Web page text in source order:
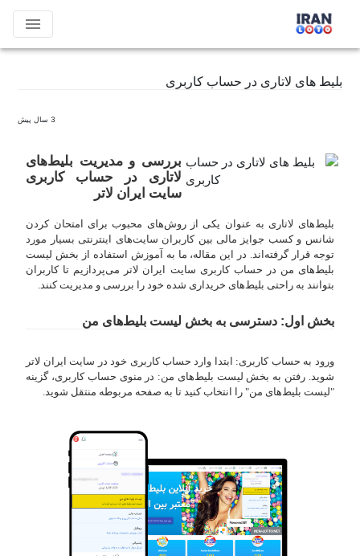
menu
بلیط های لاتاری در حساب کاربری
3 سال پیش
بررسی و مدیریت بلیط‌های
لاتاری در حساب کاربری
سایت ایران لاتر
بلیط‌های لاتاری به عنوان یکی از روش‌های محبوب برای امتحان کردن
شانس و کسب جوایز مالی بین کاربران سایت‌های اینترنتی بسیار مورد
توجه قرار گرفته‌اند. در این مقاله، ما به آموزش استفاده از بخش لیست
بلیط‌های من در حساب کاربری سایت ایران لاتر می‌پردازیم تا کاربران
بتوانند به راحتی بلیط‌های خریداری شده خود را بررسی و مدیریت کنند.
بخش اول: دسترسی به بخش لیست بلیط‌های من
ورود به حساب کاربری: ابتدا وارد حساب کاربری خود در سایت ایران لاتر
شوید. رفتن به بخش لیست بلیط‌های من: در منوی حساب کاربری، گزینه
"لیست بلیط‌های من" را انتخاب کنید تا به صفحه مربوطه منتقل شوید.